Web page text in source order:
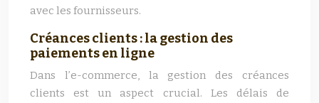
avec les fournisseurs.
Créances clients : la gestion des
paiements en ligne
Dans l’e-commerce, la gestion des créances
clients est un aspect crucial. Les délais de